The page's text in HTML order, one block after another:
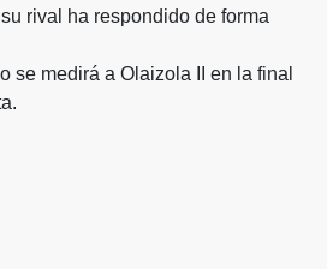
rival ha respondido de forma
se medirá a Olaizola II en la final